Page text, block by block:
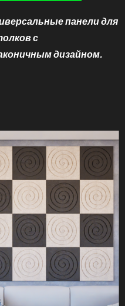
панели для
с
дизайном.